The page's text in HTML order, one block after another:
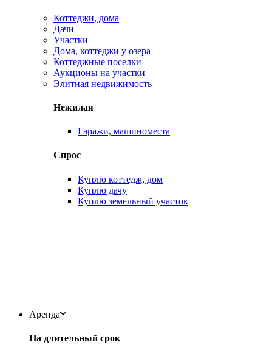
Коттеджи, дома
Дачи
Участки
Дома, коттеджи у озера
Коттеджные поселки
Аукционы на участки
Элитная недвижимость
Нежилая
Гаражи, машиноместа
Спрос
Куплю коттедж, дом
Куплю дачу
Куплю земельный участок
Аренда
На длительный срок